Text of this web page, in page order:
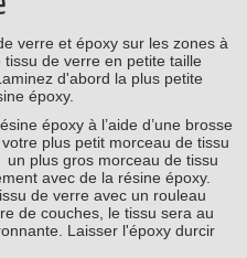
verre et époxy sur les zones à
de verre en petite taille
d'abord la plus petite
époxy.
époxy à l’aide d’une brosse
plus petit morceau de tissu
plus gros morceau de tissu
avec de la résine époxy.
de verre avec un rouleau
de couches, le tissu sera au
Laisser l'époxy durcir